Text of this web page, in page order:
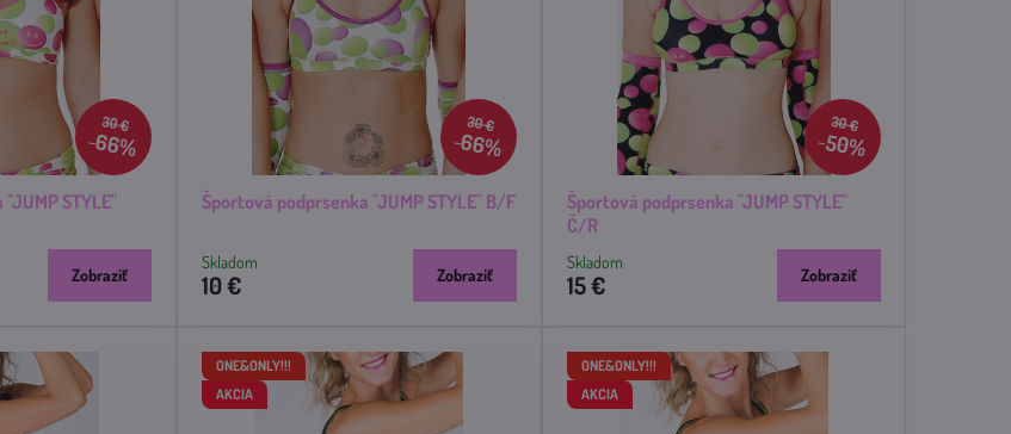
30 €
66%
STYLE"
Zobraziť
30 €
66%
Športová podprsenka "JUMP STYLE" B/F
Skladom
10 € Zobraziť
30 €
50%
Športová podprsenka "JUMP STYLE"
Č/R
Skladom
15 € Zobraziť
ONE&ONLY!!!
AKCIA
ONE&ONLY!!!
AKCIA